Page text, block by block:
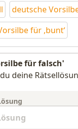
deutsche
für ‚bunt‘
für falsch'
deine